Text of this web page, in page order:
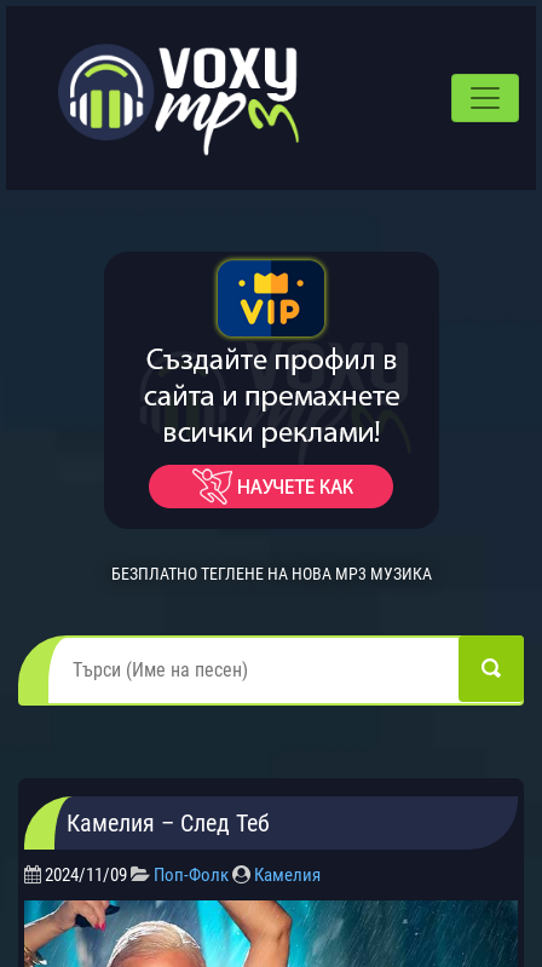
БЕЗПЛАТНО ТЕГЛЕНЕ НА НОВА MP3 МУЗИКА
Камелия – След Теб
2024/11/09 Поп-Фолк Камелия